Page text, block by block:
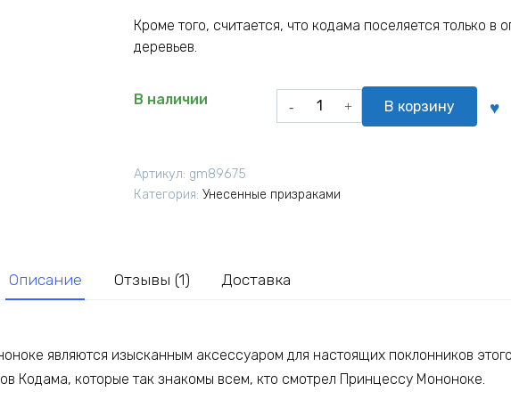
Кроме того, считается, что кодама поселяется только в
деревьев.
В наличии
Количество
товара
Кодама
Мононоке
В корзину
Артикул: gm89675
Категория: Унесенные призраками
Описание Отзывы (1) Доставка
являются изысканным аксессуаром для настоящих поклонников этого
Кодама, которые так знакомы всем, кто смотрел Принцессу Мононоке.